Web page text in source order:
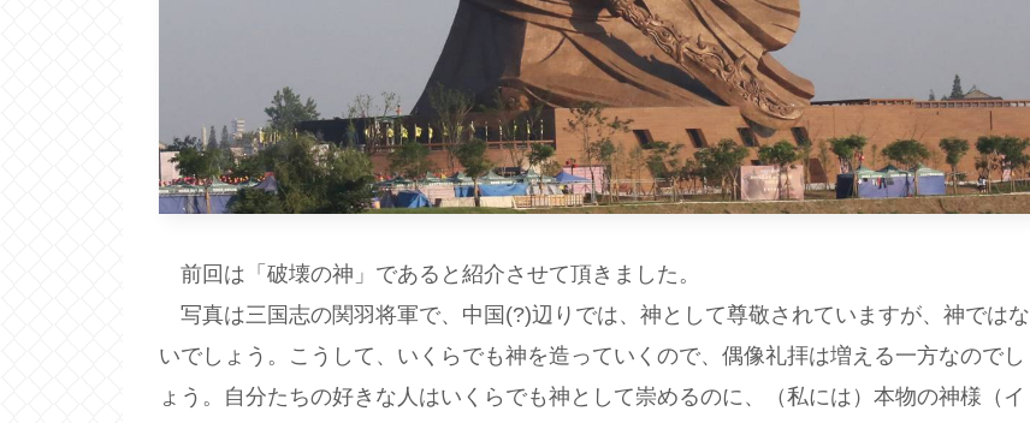
前回は「破壊の神」であると紹介させて頂きました。
写真は三国志の関羽将軍で、中国(?)辺りでは、神として尊敬されていますが、神ではな
いでしょう。こうして、いくらでも神を造っていくので、偶像礼拝は増える一方なのでし
ょう。自分たちの好きな人はいくらでも神として崇めるのに、（私には）本物の神様（イ